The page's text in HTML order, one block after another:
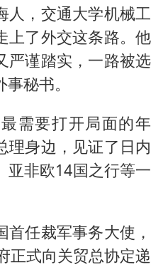
人，交通大学机械工
上了外交这条路。他
严谨踏实，一路被选
秘书。
需要打开局面的年
理身边，见证了日内
亚非欧14国之行等一
任裁军事务大使，
正式向关贸总协定递